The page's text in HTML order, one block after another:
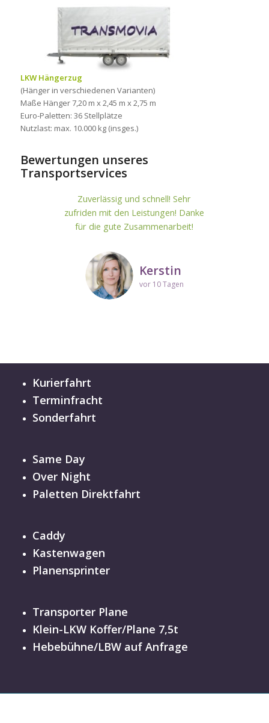
LKW Hängerzug
(Hänger in verschiedenen Varianten)
Maße Hänger 7,20 m x 2,45 m x 2,75 m
Euro-Paletten: 36 Stellplätze
Nutzlast: max. 10.000 kg (insges.)
Bewertungen unseres
Transportservices
Zuverlässig und schnell! Sehr
zufriden mit den Leistungen! Danke
für die gute Zusammenarbeit!
Kerstin
vor 10 Tagen
Kurierfahrt
Terminfracht
Sonderfahrt
Same Day
Over Night
Paletten Direktfahrt
Caddy
Kastenwagen
Planensprinter
Transporter Plane
Klein-LKW Koffer/Plane 7,5t
Hebebühne/LBW auf Anfrage